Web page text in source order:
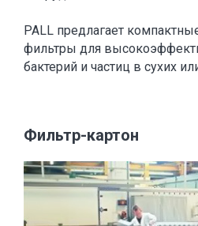
PALL предлагает
фильтры для
бактерий и частиц в сухих
Фильтр-картон